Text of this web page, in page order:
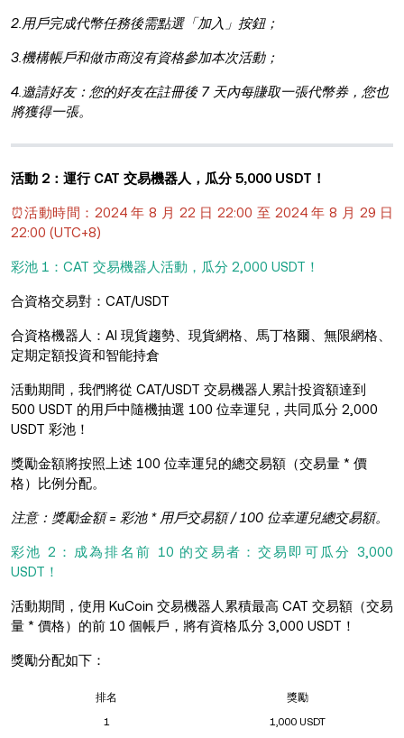
2.用戶完成代幣任務後需點選「加入」按鈕；
3.機構帳戶和做市商沒有資格參加本次活動；
4.邀請好友：您的好友在註冊後 7 天內每賺取一張代幣券，您也
將獲得一張。
活動 2：運行 CAT 交易機器人，瓜分 5,000 USDT！
⏰活動時間：2024 年 8 月 22 日 22:00 至 2024 年 8 月 29 日
22:00 (UTC+8)
彩池 1：CAT 交易機器人活動，瓜分 2,000 USDT！
合資格交易對：CAT/USDT
合資格機器人：AI 現貨趨勢、現貨網格、馬丁格爾、無限網格、
定期定額投資和智能持倉
活動期間，我們將從 CAT/USDT 交易機器人累計投資額達到
500 USDT 的用戶中隨機抽選 100 位幸運兒，共同瓜分 2,000
USDT 彩池！
獎勵金額將按照上述 100 位幸運兒的總交易額（交易量 * 價
格）比例分配。
注意：獎勵金額 = 彩池 * 用戶交易額 / 100 位幸運兒總交易額。
彩池 2：成為排名前 10 的交易者：交易即可瓜分 3,000
USDT！
活動期間，使用 KuCoin 交易機器人累積最高 CAT 交易額（交易
量 * 價格）的前 10 個帳戶，將有資格瓜分 3,000 USDT！
獎勵分配如下：
排名
獎勵
1
1,000 USDT